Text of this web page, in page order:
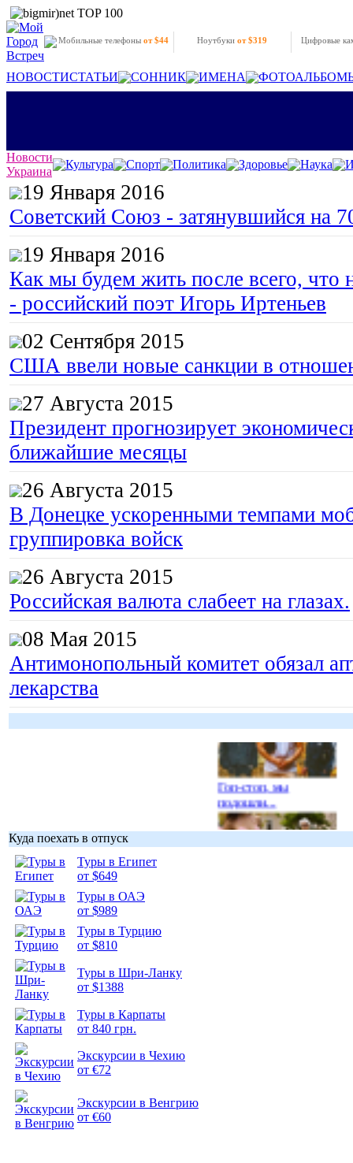
Мобильные телефоны от $44 Ноутбукиот $319 Цифровые
НОВОСТИСТАТЬИ СОННИК ИМЕНА
Новости
Украина
Культура Спорт Политика Здоровье Наука
19 Января 2016
Советский Союз - затянувшийся на
19 Января 2016
Как мы будем жить после всего, что
- российский поэт Игорь Иртеньев
02 Сентября 2015
США ввели новые санкции в
27 Августа 2015
Президент прогнозирует
ближайшие месяцы
26 Августа 2015
В Донецке ускоренными темпами
группировка войск
26 Августа 2015
Российская валюта слабеет на глазах.
08 Мая 2015
Антимонопольный комитет обязал
лекарства
Гоп-стоп, мы
подошли...
Куда поехать в отпуск
Туры в Египет
от $649
Туры в ОАЭ
от $989
Туры в Турцию
от $810
Туры в Шри-Ланку
от $1388
Туры в Карпаты
от 840 грн.
Экскурсии в Чехию
от €72
Экскурсии в Венгрию
от €60